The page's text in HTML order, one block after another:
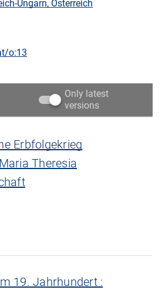
Ungarn, Österreich
o:13
Only latest
versions
Erbfolgekrieg
Theresia
19. Jahrhundert :